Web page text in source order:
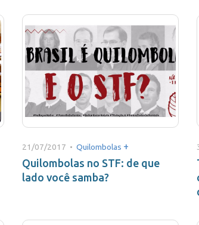
21/07/2017 •Quilombolas +
Quilombolas no STF: de que
lado você samba?